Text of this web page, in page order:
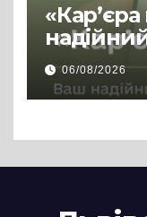
06/08/2026